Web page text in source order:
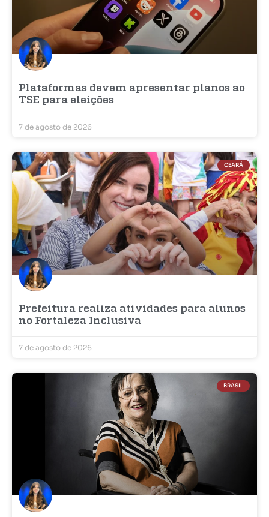
Plataformas devem apresentar planos ao
TSE para eleições
7 de agosto de 2026
CEARÁ
Prefeitura realiza atividades para alunos
no Fortaleza Inclusiva
7 de agosto de 2026
BRASIL